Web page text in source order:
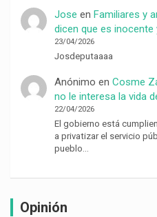
Jose en Familiares y
dicen que es inocente
23/04/2026
Josdeputaaaa
Anónimo en Cosme
no le interesa la vida
22/04/2026
El gobierno está
a privatizar el servicio
pueblo…
Opinión